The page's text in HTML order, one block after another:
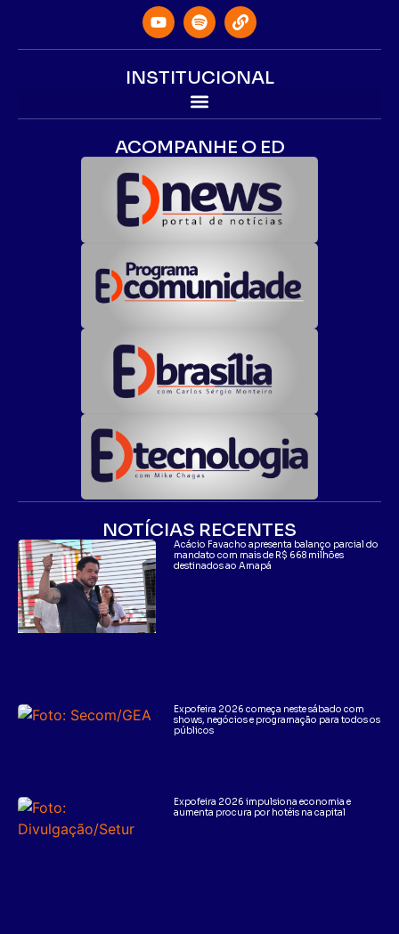
INSTITUCIONAL
ACOMPANHE O ED
NOTÍCIAS RECENTES
Acácio Favacho apresenta balanço parcial do
mandato com mais de R$ 668 milhões
destinados ao Amapá
Expofeira 2026 começa neste sábado com
shows, negócios e programação para todos os
públicos
Expofeira 2026 impulsiona economia e
aumenta procura por hotéis na capital